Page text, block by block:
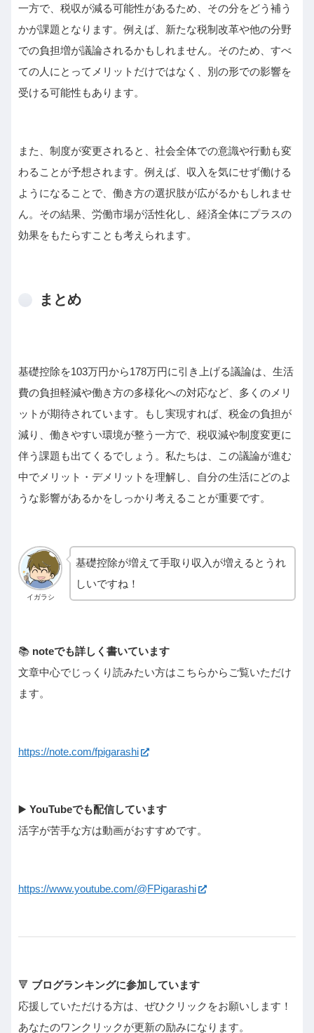
一方で、税収が減る可能性があるため、その分をどう補う
かが課題となります。例えば、新たな税制改革や他の分野
での負担増が議論されるかもしれません。そのため、すべ
ての人にとってメリットだけではなく、別の形での影響を
受ける可能性もあります。
また、制度が変更されると、社会全体での意識や行動も変
わることが予想されます。例えば、収入を気にせず働ける
ようになることで、働き方の選択肢が広がるかもしれませ
ん。その結果、労働市場が活性化し、経済全体にプラスの
効果をもたらすことも考えられます。
まとめ
基礎控除を103万円から178万円に引き上げる議論は、生活
費の負担軽減や働き方の多様化への対応など、多くのメリ
ットが期待されています。もし実現すれば、税金の負担が
減り、働きやすい環境が整う一方で、税収減や制度変更に
伴う課題も出てくるでしょう。私たちは、この議論が進む
中でメリット・デメリットを理解し、自分の生活にどのよ
うな影響があるかをしっかり考えることが重要です。
イガラシ
基礎控除が増えて手取り収入が増えるとうれ
しいですね！
📚 noteでも詳しく書いています
文章中心でじっくり読みたい方はこちらからご覧いただけ
ます。
https://note.com/fpigarashi
▶️ YouTubeでも配信しています
活字が苦手な方は動画がおすすめです。
https://www.youtube.com/@FPigarashi
🔻 ブログランキングに参加しています
応援していただける方は、ぜひクリックをお願いします！
あなたのワンクリックが更新の励みになります。